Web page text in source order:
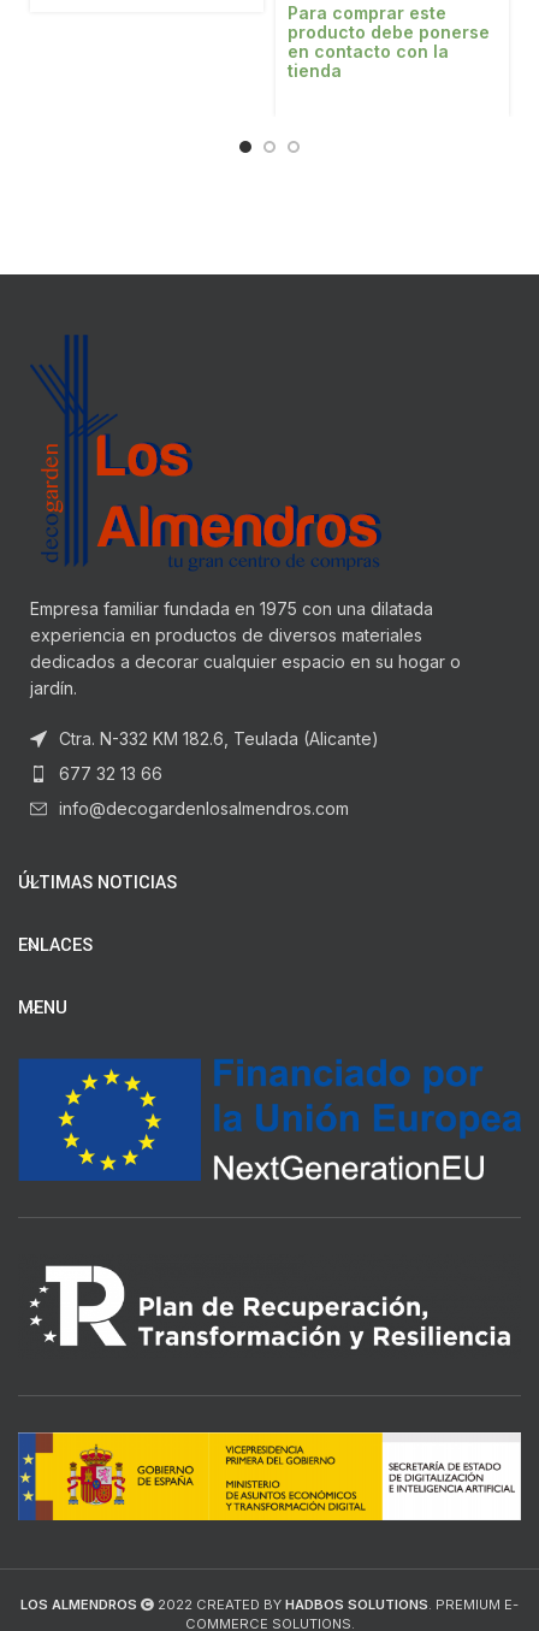
Para comprar este
producto debe ponerse
en contacto con la
tienda
Empresa familiar fundada en 1975 con una dilatada
experiencia en productos de diversos materiales
dedicados a decorar cualquier espacio en su hogar o
jardín.
Ctra. N-332 KM 182.6, Teulada (Alicante)
677 32 13 66
info@decogardenlosalmendros.com
ÚLTIMAS NOTICIAS
ENLACES
MENU
LOS ALMENDROS 2022 CREATED BY HADBOS SOLUTIONS. PREMIUM E-
COMMERCE SOLUTIONS.